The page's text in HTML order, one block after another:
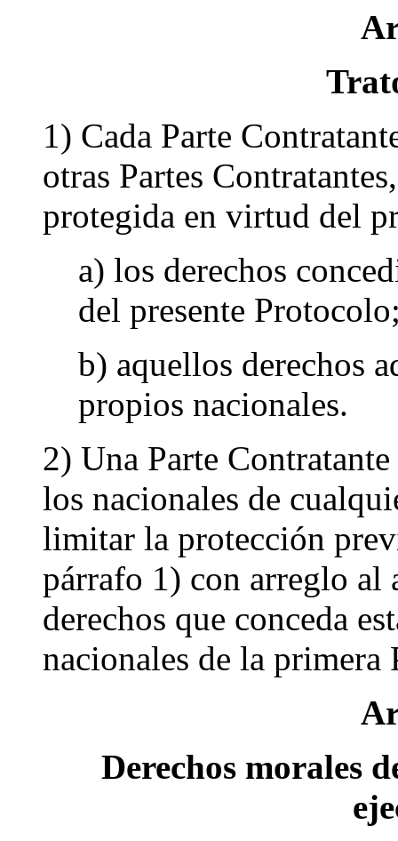
1) Cada Parte
otras Partes
protegida en virtud del
a) los derechos
del presente
b) aquellos derechos
propios nacionales.
2) Una Parte
los nacionales de
limitar la protección
párrafo 1) con arreglo al
derechos que conceda
nacionales de la primera
Derechos morales